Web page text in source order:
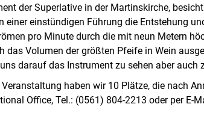
der Superlative in der Martinskirche,
einer einstündigen Führung die Entstehung
pro Minute durch die mit neun Metern
das Volumen der größten Pfeife in Wein
darauf das Instrument zu sehen aber auch
Veranstaltung haben wir 10 Plätze, die nach
Office, Tel.: (0561) 804-2213 oder per E-